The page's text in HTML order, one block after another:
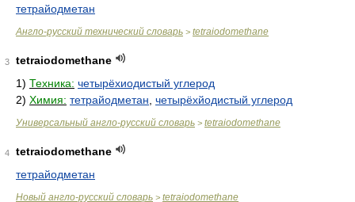
тетрайодметан
Англо-русский технический словарь > tetraiodomethane
3
tetraiodomethane
1) Техника: четырёхиодистый углерод
2) Химия: тетрайодметан четырёхйодистый углерод
Универсальный англо-русский словарь > tetraiodomethane
4
tetraiodomethane
тетрайодметан
Новый англо-русский словарь > tetraiodomethane